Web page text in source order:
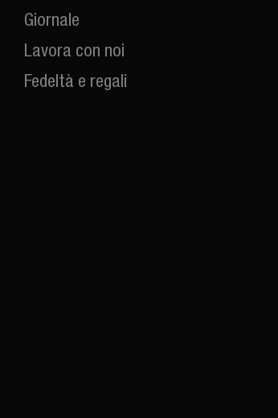
Giornale
Lavora con noi
Fedeltà e regali